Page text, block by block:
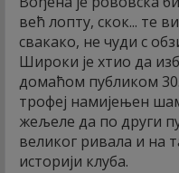
већ лопту, скок... те
свакако, не чуди с
Широки је хтио да
домаћом публиком
трофеј намијењен
жељеле да по други
великог ривала и на
историји клуба.